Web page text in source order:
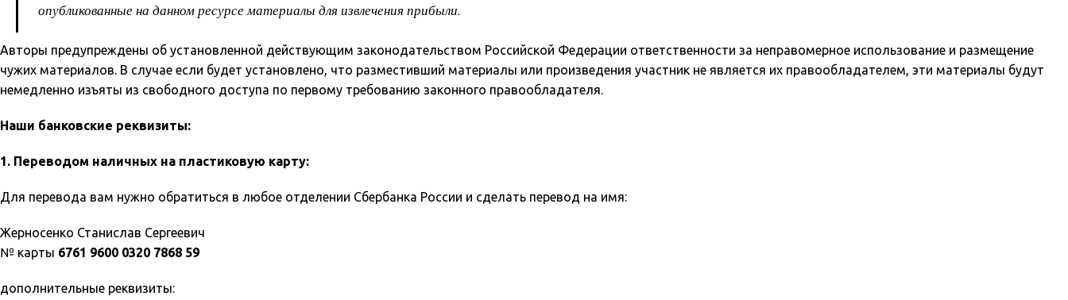
опубликованные на данном ресурсе материалы для извлечения прибыли.
Авторы предупреждены об установленной действующим законодательством Российской Федерации ответственности за неправомерное использование и размещение
чужих материалов. В случае если будет установлено, что разместивший материалы или произведения участник не является их правообладателем, эти материалы будут
немедленно изъяты из свободного доступа по первому требованию законного правообладателя.
Наши банковские реквизиты:
1. Переводом наличных на пластиковую карту:
Для перевода вам нужно обратиться в любое отделении Сбербанка России и сделать перевод на имя:
Жерносенко Станислав Сергеевич
№ карты 6761 9600 0320 7868 59
дополнительные реквизиты: